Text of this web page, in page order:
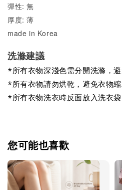
彈性: 無
厚度: 薄
made in Korea
洗滌建議
*所有衣物深淺色需分開洗滌，避
*所有衣物請勿烘乾，避免衣物縮
*所有衣物洗衣時反面放入洗衣袋
您可能也喜歡